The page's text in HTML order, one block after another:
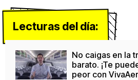
Lecturas del día:
No caigas en la
barato. ¡Te
peor con